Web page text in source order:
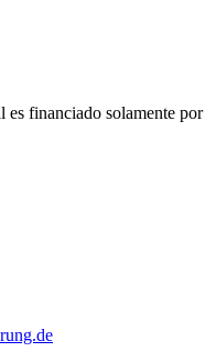
financiado solamente por